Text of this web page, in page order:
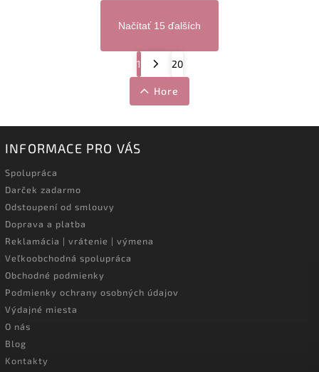
Načítať 15 ďalších
1 20
Hore
INFORMACE PRO VÁS
Spolupráca
Darček zadarmo
Odstoupení od smlouvy
Doprava a platba
Reklamácia | vrátenie | výmena
Veľkoobchodná spolupráca
Obchodné podmienky
Podmienky ochrany osobných údajov
Výdajné miesta
O nás
Blog
Kontakty